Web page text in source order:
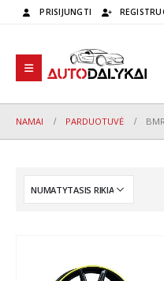
PRISIJUNGTI
NAMAI PARDUOTUVĖ